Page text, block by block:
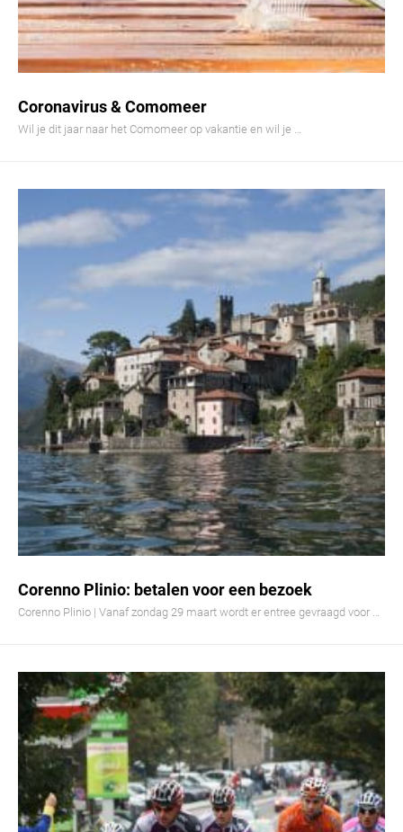
Coronavirus & Comomeer
Wil je dit jaar naar het Comomeer op vakantie en wil je …
Corenno Plinio: betalen voor een bezoek
Corenno Plinio | Vanaf zondag 29 maart wordt er entree gevraagd voor …